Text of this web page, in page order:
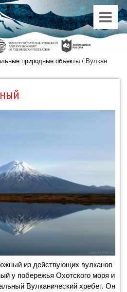
природные объекты / Вулкан
из действующих вулканов
у побережья Охотского моря и
Вулканический хребет. Он